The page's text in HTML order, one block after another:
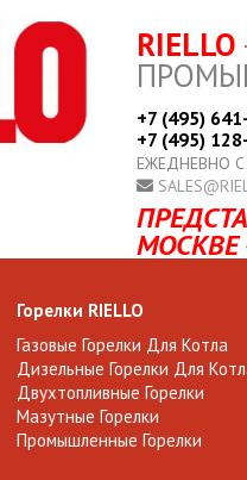
RIELLO
+7 (495)
+7 (495)
ЕЖЕДНЕВНО
МОСКВЕ
Горелки RIELLO
Газовые Горелки Для Котла
Дизельные Горелки Для
Двухтопливные Горелки
Мазутные Горелки
Промышленные Горелки